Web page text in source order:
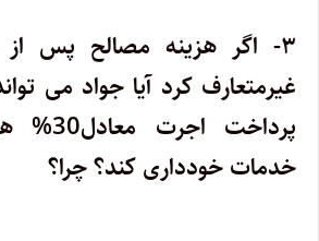
۳- اگر هزینه مصالح پس از
غیرمتعارف کرد آیا جواد می
پرداخت
خدمات خودداری کند؟ چرا؟